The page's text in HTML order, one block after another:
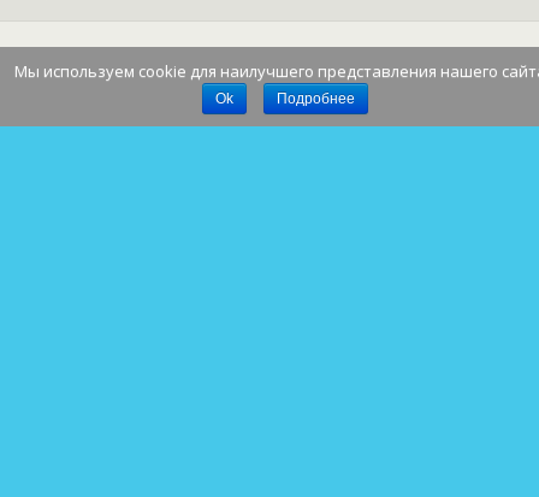
Мы используем cookie для наилучшего представления нашего
Ok Подробнее
Наверх